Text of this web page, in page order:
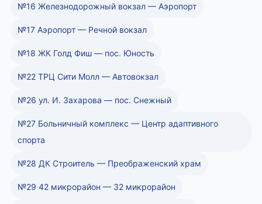
№16 Железнодорожный вокзал — Аэропорт
№17 Аэропорт — Речной вокзал
№18 ЖК Голд Фиш — пос. Юность
№22 ТРЦ Сити Молл — Автовокзал
№26 ул. И. Захарова — пос. Снежный
№27 Больничный комплекс — Центр адаптивного
спорта
№28 ДК Строитель — Преображенский храм
№29 42 микрорайон — 32 микрорайон